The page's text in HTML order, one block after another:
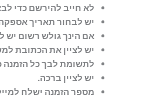
לא חייב להירשם כדי
יש לבחור תאריך
אם הינך גולש רשום יש
יש לציין את הכתובת
לתשומת לבך כל הזמנה
יש לציין ברכה.
מספר הזמנה ישלח